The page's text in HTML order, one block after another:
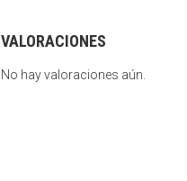
VALORACIONES
No hay valoraciones aún.